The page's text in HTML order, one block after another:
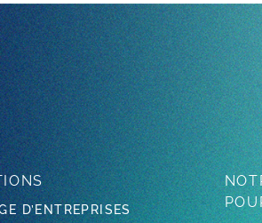
D’ENTREPRISES